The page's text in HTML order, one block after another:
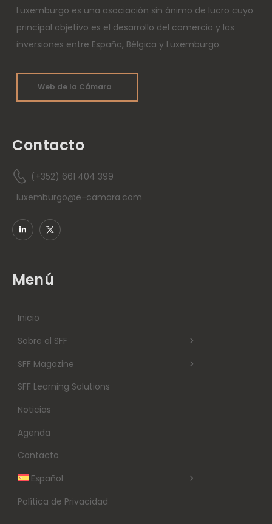
Luxemburgo es una asociación sin ánimo de lucro cuyo
principal objetivo es el desarrollo del comercio y las
inversiones entre España, Bélgica y Luxemburgo.
Web de la Cámara
Contacto
(+352) 661 404 399
luxemburgo@e-camara.com
Menú
Inicio
Sobre el SFF
SFF Magazine
SFF Learning Solutions
Noticias
Agenda
Contacto
Español
Política de Privacidad